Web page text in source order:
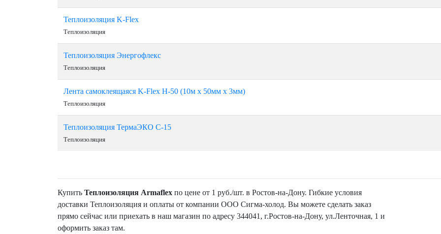
Теплоизоляция K-Flex
Теплоизоляция
Теплоизоляция Энергофлекс
Теплоизоляция
Лента самоклеящаяся K-Flex H-50 (10м х 50мм х 3мм)
Теплоизоляция
Теплоизоляция ТермаЭКО С-15
Теплоизоляция
Купить Теплоизоляция Armaflex по цене от 1 руб./шт. в Ростов-на-Дону. Гибкие условия
доставки Теплоизоляция и оплаты от компании ООО Сигма-холод. Вы можете сделать заказ
прямо сейчас или приехать в наш магазин по адресу 344041, г.Ростов-на-Дону, ул.Ленточная, 1 и
оформить заказ там.